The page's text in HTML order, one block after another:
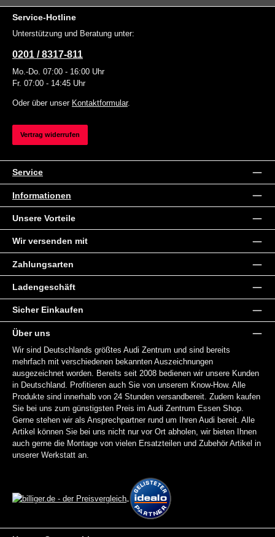
Service-Hotline
Unterstützung und Beratung unter:
0201 / 8317-811
Mo.-Do. 07:00 - 16:00 Uhr
Fr. 07:00 - 14:45 Uhr
Oder über unser Kontaktformular.
Vertrag widerrufen
Service
Informationen
Unsere Vorteile
Wir versenden mit
Zahlungsarten
Ladengeschäft
Sicher Einkaufen
Über uns
Wir sind Deutschlands größtes Audi Zentrum und sind bereits
mehrfach mit verschiedenen bekannten Auszeichnungen
ausgezeichnet worden. Bereits seit 2008 bedienen wir unsere Kunden
in Deutschland. Profitieren auch Sie von unserem Know-How. Alle
Produkte sind innerhalb von 24 Stunden versandbereit. Zudem kaufen
Sie bei uns zum günstigsten Preis im Audi Zentrum Essen Shop.
Gerne stehen wir als Ansprechpartner rund um Ihren Audi bereit. Alle
Artikel können Sie bei uns nicht nur vor Ort abholen, wir bieten Ihnen
auch gerne die Montage von vielen Ersatzteilen und Zubehör Artikel in
unserer Werkstatt an.